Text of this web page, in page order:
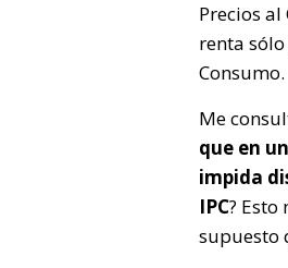
Precios al
renta
Consumo.
Me
que en
impida
IPC?
supuesto